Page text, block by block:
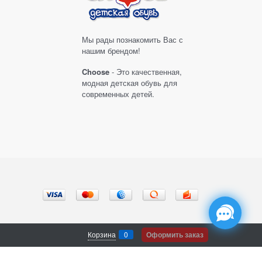
Мы рады познакомить Вас с
нашим брендом!
Choose - Это качественная,
модная детская обувь для
современных детей.
Корзина 0 Оформить заказ